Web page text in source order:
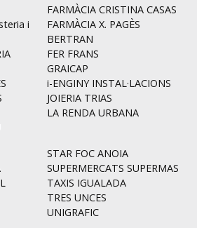
i
FARMÀCIA CRISTINA CASAS
FARMÀCIA X. PAGÈS
BERTRAN
FER FRANS
GRAICAP
i-ENGINY INSTAL·LACIONS
JOIERIA TRIAS
LA RENDA URBANA
STAR FOC ANOIA
SUPERMERCATS SUPERMAS
TAXIS IGUALADA
TRES UNCES
UNIGRAFIC